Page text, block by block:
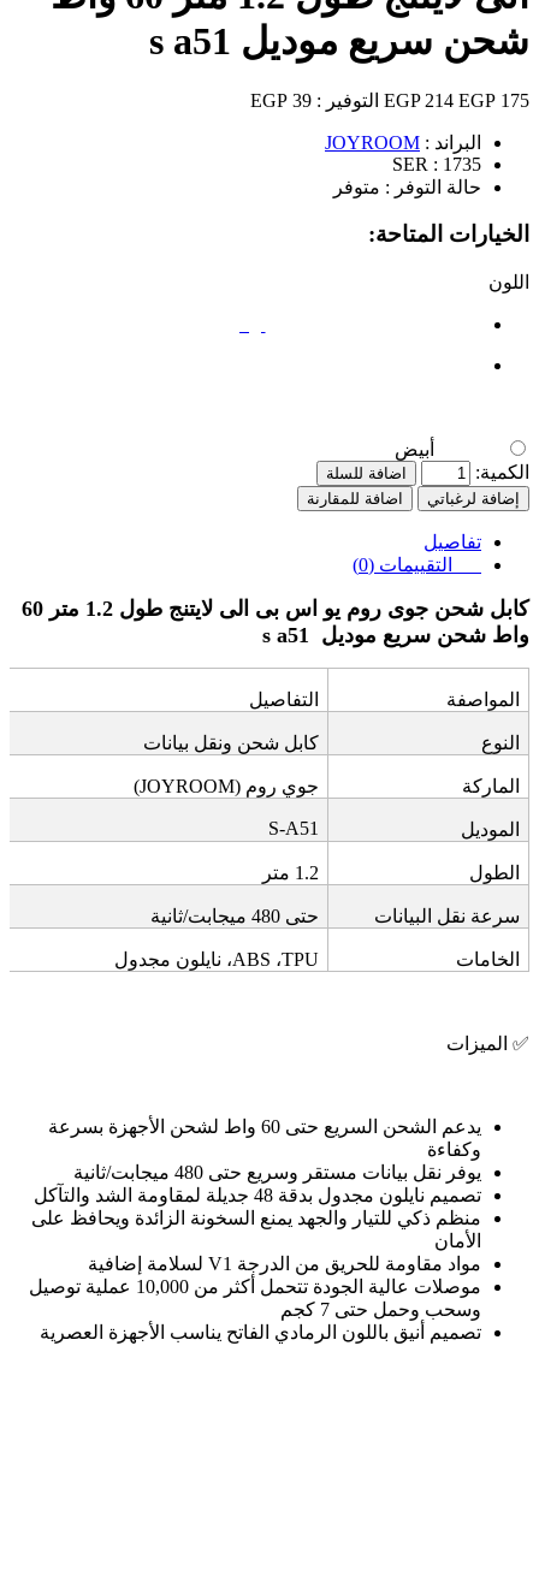
شحن سريع موديل s a51
175 EGP
214 EGP التوفير : 39 EGP
البراند : JOYROOM
SER : 1735
حالة التوفر : متوفر
الخيارات المتاحة:
اللون
أبيض
الكمية:
اضافة للسلة
إضافة لرغباتي
اضافة للمقارنة
تفاصيل
التقييمات (0)
كابل شحن جوى روم يو اس بى الى لايتنج طول 1.2 متر 60
واط شحن سريع موديل
s a51
المواصفة التفاصيل
النوع كابل شحن ونقل بيانات
الماركة جوي روم(JOYROOM)
الموديل S-A51
الطول 1.2 متر
سرعة نقل البيانات حتى 480 ميجابت/ثانية
الخامات ABS ،TPU ، نايلون مجدول
✅ الميزات
يدعم الشحن السريع حتى 60 واط لشحن الأجهزة بسرعة
وكفاءة
يوفر نقل بيانات مستقر وسريع حتى 480 ميجابت/ثانية
تصميم نايلون مجدول بدقة 48 جديلة لمقاومة الشد والتآكل
منظم ذكي للتيار والجهد يمنع السخونة الزائدة ويحافظ على
الأمان
مواد مقاومة للحريق من الدرجة V1 لسلامة إضافية
موصلات عالية الجودة تتحمل أكثر من 10,000 عملية توصيل
وسحب وحمل حتى 7 كجم
تصميم أنيق باللون الرمادي الفاتح يناسب الأجهزة العصرية